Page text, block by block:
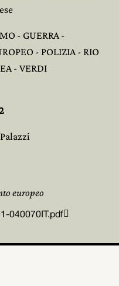
- GUERRA -
- POLIZIA - RIO
- VERDI
europeo
040070IT.pdf